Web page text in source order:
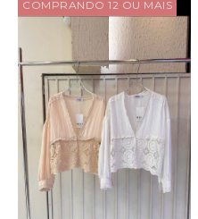
COMPRANDO 12 OU MAIS